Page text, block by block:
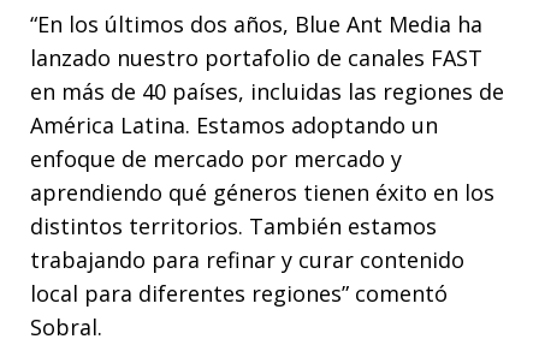
“En los últimos dos años, Blue Ant Media ha
lanzado nuestro portafolio de canales FAST
en más de 40 países, incluidas las regiones de
América Latina. Estamos adoptando un
enfoque de mercado por mercado y
aprendiendo qué géneros tienen éxito en los
distintos territorios. También estamos
trabajando para refinar y curar contenido
local para diferentes regiones” comentó
Sobral.